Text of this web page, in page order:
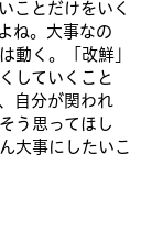
ことだけをいく
ね。大事なの
動く。「改鮮」
していくこと
自分が関われ
う思ってほし
大事にしたいこ